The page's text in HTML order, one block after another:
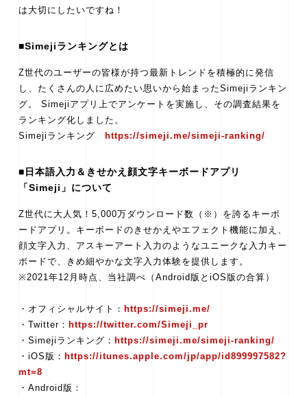
は大切にしたいですね！
■Simejiランキングとは
Z世代のユーザーの皆様が持つ最新トレンドを積極的に発信
し、たくさんの人に広めたい思いから始まったSimejiランキン
グ。 Simejiアプリ上でアンケートを実施し、その調査結果を
ランキング化しました。
Simejiランキング
https://simeji.me/simeji-ranking/
■日本語入力＆きせかえ顔文字キーボードアプリ
「Simeji」について
Z世代に大人気！5,000万ダウンロード数（※）を誇るキーボ
ードアプリ。キーボードのきせかえやエフェクト機能に加え、
顔文字入力、アスキーアート入力のようなユニークな入力キー
ボードで、きめ細やかな文字入力体験を提供します。
※2021年12月時点、当社調べ（Android版とiOS版の合算）
・オフィシャルサイト： https://simeji.me/
・Twitter： https://twitter.com/Simeji_pr
・Simejiランキング： https://simeji.me/simeji-ranking/
・iOS版： https://itunes.apple.com/jp/app/id899997582?
mt=8
・Android版：